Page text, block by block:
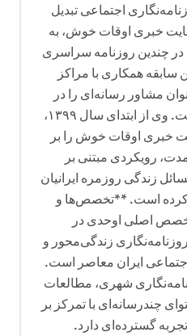
اجتماعی تبدیل
خبری اوقات خوش، به
در چندین روزنامه سراسری
سابقه همکاری با مراکز
مشاور رسانه‌ای را در
کارنامه خود ثبت کرده است. وی از ابتدای سال ۱۳۹۹،
خبری اوقات خوش را بر
رویکردی مبتنی بر
زندگی روزمره ایرانیان
کرده است. **تخصص‌ها و
اصلی اوحدی در
زندگی‌محور و
ایران معاصر است.
شهری، مطالعات
چندرسانه‌ای با تمرکز بر
گسترده‌ای دارد.